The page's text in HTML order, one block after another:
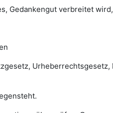
Gedankengut verbreitet wird,